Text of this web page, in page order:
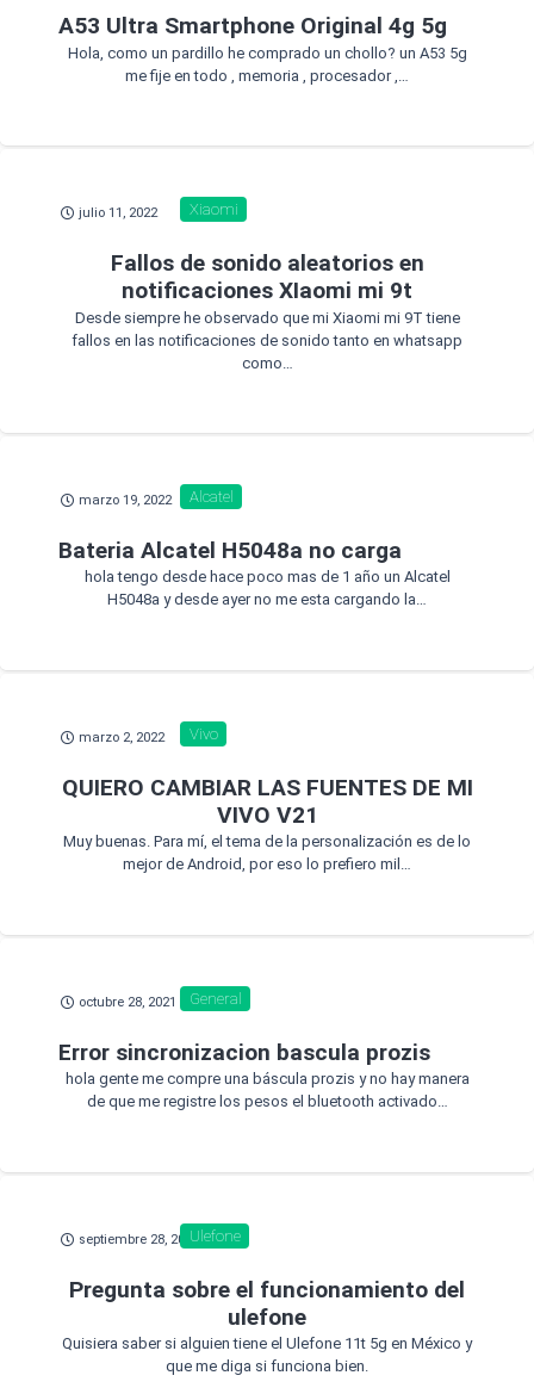
A53 Ultra Smartphone Original 4g 5g
Hola, como un pardillo he comprado un chollo? un A53 5g
me fije en todo , memoria , procesador ,…
julio 11, 2022 Xiaomi
Fallos de sonido aleatorios en
notificaciones XIaomi mi 9t
Desde siempre he observado que mi Xiaomi mi 9T tiene
fallos en las notificaciones de sonido tanto en whatsapp
como…
marzo 19, 2022 Alcatel
Bateria Alcatel H5048a no carga
hola tengo desde hace poco mas de 1 año un Alcatel
H5048a y desde ayer no me esta cargando la…
marzo 2, 2022 Vivo
QUIERO CAMBIAR LAS FUENTES DE MI
VIVO V21
Muy buenas. Para mí, el tema de la personalización es de lo
mejor de Android, por eso lo prefiero mil…
octubre 28, 2021 General
Error sincronizacion bascula prozis
hola gente me compre una báscula prozis y no hay manera
de que me registre los pesos el bluetooth activado…
septiembre 28, 2021Ulefone
Pregunta sobre el funcionamiento del
ulefone
Quisiera saber si alguien tiene el Ulefone 11t 5g en México y
que me diga si funciona bien.